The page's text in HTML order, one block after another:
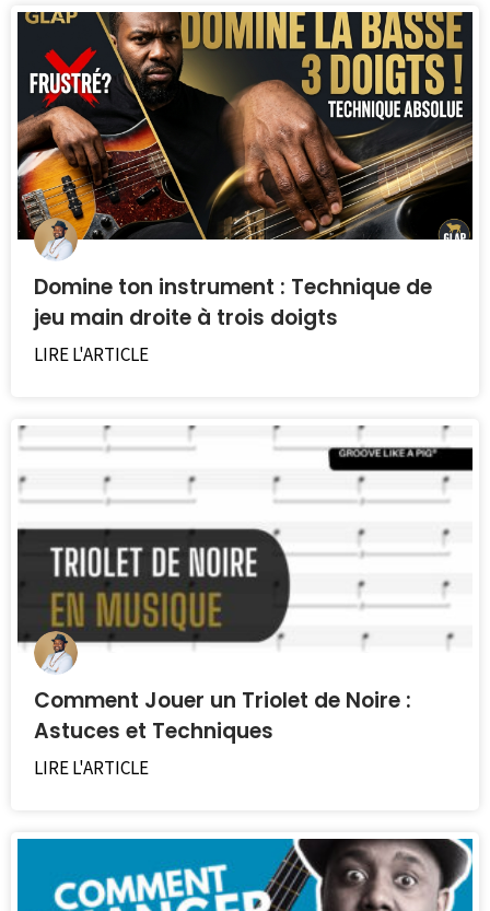
Domine ton instrument : Technique de
jeu main droite à trois doigts
LIRE L'ARTICLE
Comment Jouer un Triolet de Noire :
Astuces et Techniques
LIRE L'ARTICLE